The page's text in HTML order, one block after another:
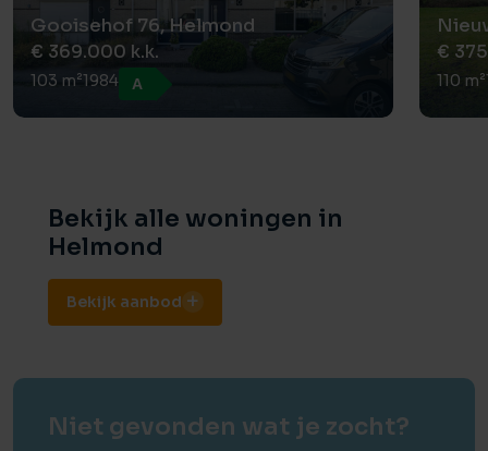
Gooisehof 76, Helmond
€ 369.000 k.k.
103 m²1984 A
€
110 m²
Bekijk alle woningen in
Helmond
Bekijk aanbod
Niet gevonden wat je zocht?